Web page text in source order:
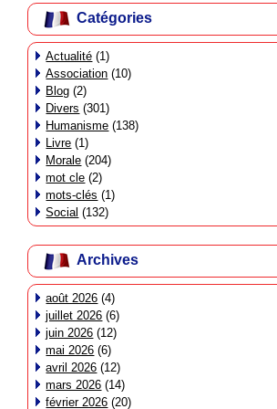
Catégories
Actualité (1)
Association (10)
Blog (2)
Divers (301)
Humanisme (138)
Livre (1)
Morale (204)
mot cle (2)
mots-clés (1)
Social (132)
Archives
août 2026 (4)
juillet 2026 (6)
juin 2026 (12)
mai 2026 (6)
avril 2026 (12)
mars 2026 (14)
février 2026 (20)